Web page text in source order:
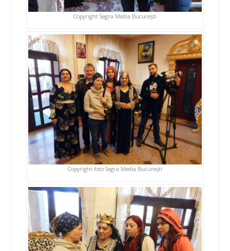
Copyright Segra Media București
Copyright foto Segra Media București